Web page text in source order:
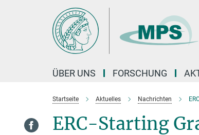
ÜBER UNS FORSCHUNG
Startseite Aktuelles Nachrichten
ERC-Starting